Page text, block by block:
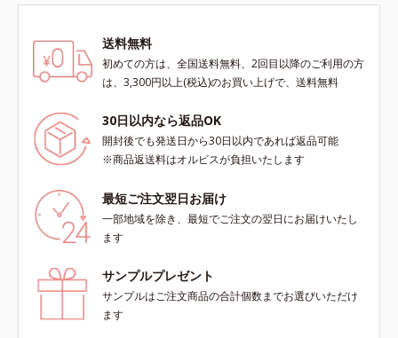
送料無料
初めての方は、全国送料無料、2回目以降のご利用の方
は、3,300円以上(税込)のお買い上げで、送料無料
30日以内なら返品OK
開封後でも発送日から30日以内であれば返品可能
※商品返送料はオルビスが負担いたします
最短ご注文翌日お届け
一部地域を除き、最短でご注文の翌日にお届けいたし
ます
サンプルプレゼント
サンプルはご注文商品の合計個数までお選びいただけ
ます